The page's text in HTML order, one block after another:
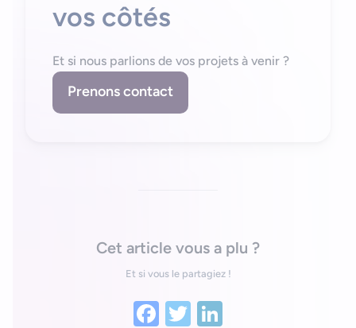
vos côtés
Et si nous parlions de vos projets à venir ?
Prenons contact
Cet article vous a plu ?
Et si vous le partagiez !
Facebook
Twitter